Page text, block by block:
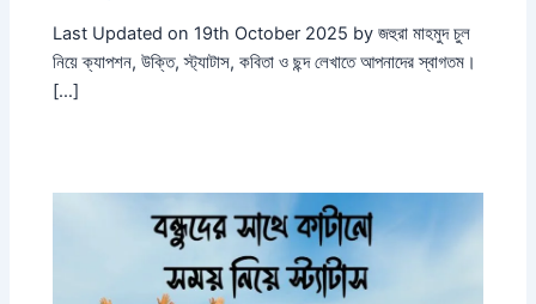
Last Updated on 19th October 2025 by জহুরা মাহমুদ চুল
নিয়ে ক্যাপশন, উক্তি, স্ট্যাটাস, কবিতা ও ছন্দ লেখাতে আপনাদের স্বাগতম।
[…]